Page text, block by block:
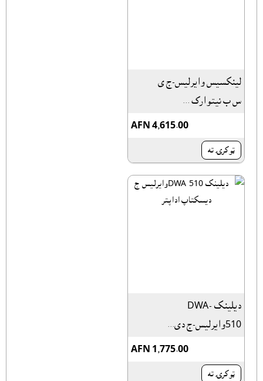
لینکسیس وایرلیس-ج ی
س ب نیتوارک ...
AFN 4,615.00
ټوکرۍ ته
دیلینک DWA-
510وایرلیس-ج دی...
AFN 1,775.00
ټوکرۍ ته